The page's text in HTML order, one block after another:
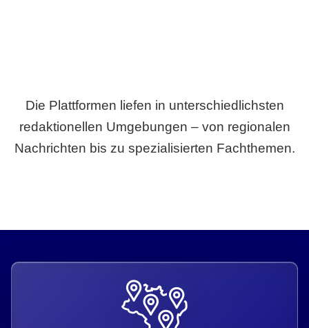
Die Plattformen liefen in unterschiedlichsten
redaktionellen Umgebungen – von regionalen
Nachrichten bis zu spezialisierten Fachthemen.